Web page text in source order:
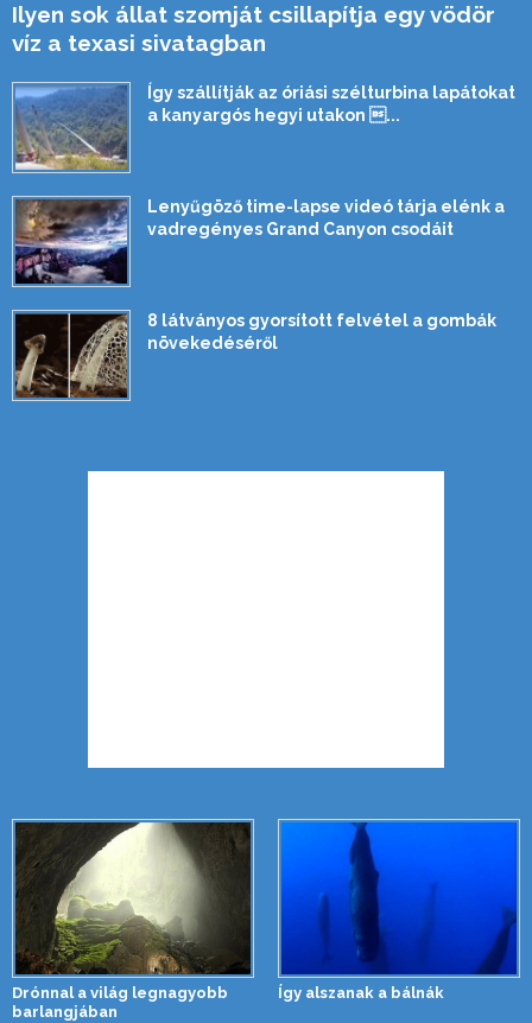
Ilyen sok állat szomját csillapítja egy vödör
víz a texasi sivatagban
Így szállítják az óriási szélturbina lapátokat
a kanyargós hegyi utakon ...
Lenyűgöző time-lapse videó tárja elénk a
vadregényes Grand Canyon csodáit
8 látványos gyorsított felvétel a gombák
növekedéséről
Drónnal a világ legnagyobb
barlangjában
Így alszanak a bálnák